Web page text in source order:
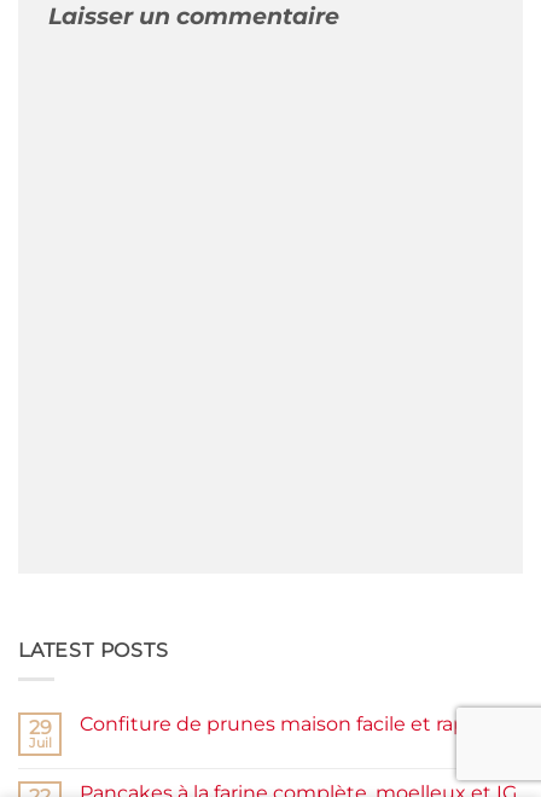
Laisser un commentaire
LATEST POSTS
29
Juil
Confiture de prunes maison facile et rapide